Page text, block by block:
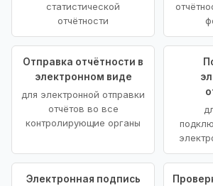
статистической
отчётности
Отправка отчётности в
электронном виде
для электронной отправки
отчётов во все
контролирующие органы
Электронная подпись